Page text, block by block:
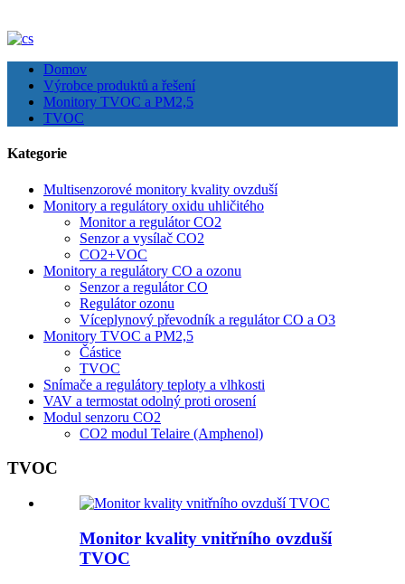
Domov
Výrobce produktů a řešení
Monitory TVOC a PM2,5
TVOC
Kategorie
Multisenzorové monitory kvality ovzduší
Monitory a regulátory oxidu uhličitého
Monitor a regulátor CO2
Senzor a vysílač CO2
CO2+VOC
Monitory a regulátory CO a ozonu
Senzor a regulátor CO
Regulátor ozonu
Víceplynový převodník a regulátor CO a O3
Monitory TVOC a PM2,5
Částice
TVOC
Snímače a regulátory teploty a vlhkosti
VAV a termostat odolný proti orosení
Modul senzoru CO2
CO2 modul Telaire (Amphenol)
TVOC
Monitor kvality vnitřního ovzduší
TVOC